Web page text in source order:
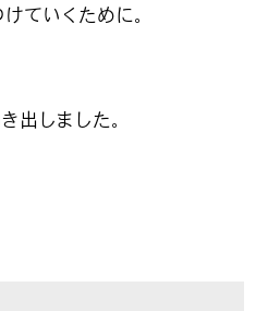
ていくために。
出しました。